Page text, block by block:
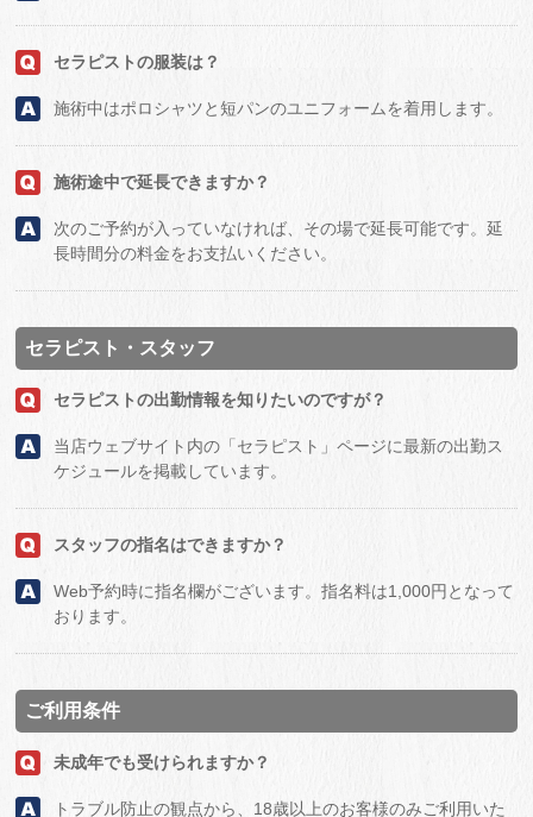
セラピストの服装は？
施術中はポロシャツと短パンのユニフォームを着用します。
施術途中で延長できますか？
次のご予約が入っていなければ、その場で延長可能です。延
長時間分の料金をお支払いください。
セラピスト・スタッフ
セラピストの出勤情報を知りたいのですが？
当店ウェブサイト内の「セラピスト」ページに最新の出勤ス
ケジュールを掲載しています。
スタッフの指名はできますか？
Web予約時に指名欄がございます。指名料は1,000円となって
おります。
ご利用条件
未成年でも受けられますか？
トラブル防止の観点から、18歳以上のお客様のみご利用いた